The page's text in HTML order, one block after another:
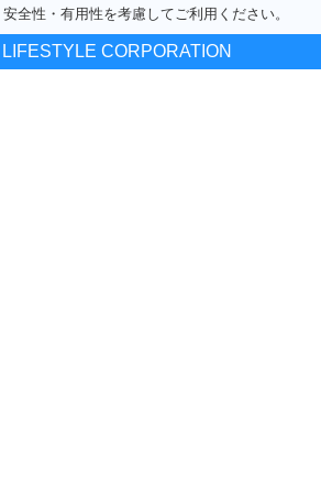
全性・有用性を考慮してご利用ください。
CORPORATION